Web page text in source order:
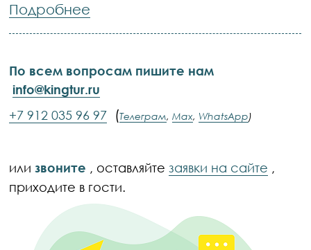
Подробнее
По всем вопросам пишите нам
info@kingtur.ru
+7 912 035 96 97 (Телеграм,Max, WhatsApp)
илизвоните , оставляйтезаявки на сайте ,
приходите в гости.